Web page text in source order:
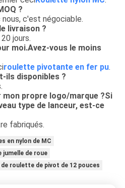
?
nous, c'est négociable.
livraison ?
jours.
moi.Avez-vous le moins
roulette pivotante en fer pu.
ils disponibles ?
mon propre logo/marque ?Si
type de lanceur, est-ce
fabriqués.
en nylon de MC
de roue
roulette de pivot de 12 pouces